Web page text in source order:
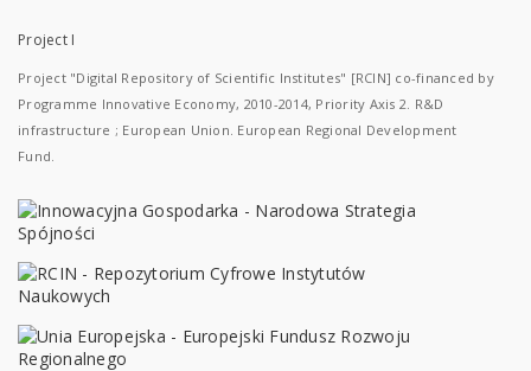
Project I
Project "Digital Repository of Scientific Institutes" [RCIN] co-financed by
Programme Innovative Economy, 2010-2014, Priority Axis 2. R&D
infrastructure ; European Union. European Regional Development
Fund.